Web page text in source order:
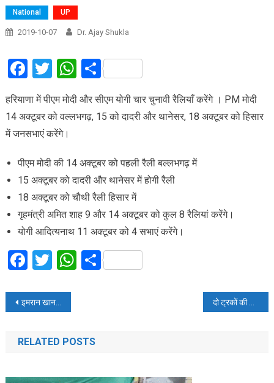
National UP
2019-10-07 Dr. Ajay Shukla
Facebook
TwitterWhatsApp
Share
हरियाणा में पीएम मोदी और सीएम योगी चार चुनावी रैलियाँ करेंगे । PM मोदी
14 अक्टूबर को वल्लभगढ़, 15 को दादरी और थानेसर, 18 अक्टूबर को हिसार
में जनसभाएं करेंगे।
पीएम मोदी की 14 अक्टूबर को पहली रैली बल्लभगढ़ में
15 अक्टूबर को दादरी और थानेसर में होगी रैली
18 अक्टूबर को चौथी रैली हिसार में
गृहमंत्री अमित शाह 9 और 14 अक्टूबर को कुल 8 रैलियां करेंगे।
योगी आदित्यनाथ 11 अक्टूबर को 4 सभाएं करेंगे।
Facebook
TwitterWhatsApp
Share
Post
navigation
इमरान खान से नाखुश हैं साउदी अरब के प्रिंस दो ट्रकों की आमने-सामने से टक्कर, घंटों लगा रहा जाम
RELATED POSTS